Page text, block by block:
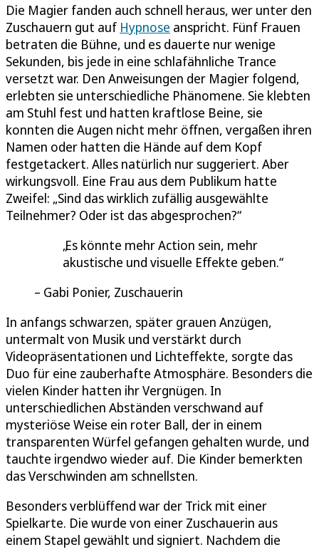
Die Magier fanden auch schnell heraus, wer unter den
Zuschauern gut auf Hypnose anspricht. Fünf Frauen
betraten die Bühne, und es dauerte nur wenige
Sekunden, bis jede in eine schlafähnliche Trance
versetzt war. Den Anweisungen der Magier folgend,
erlebten sie unterschiedliche Phänomene. Sie klebten
am Stuhl fest und hatten kraftlose Beine, sie
konnten die Augen nicht mehr öffnen, vergaßen ihren
Namen oder hatten die Hände auf dem Kopf
festgetackert. Alles natürlich nur suggeriert. Aber
wirkungsvoll. Eine Frau aus dem Publikum hatte
Zweifel: „Sind das wirklich zufällig ausgewählte
Teilnehmer? Oder ist das abgesprochen?“
Es könnte mehr Action sein, mehr
akustische und visuelle Effekte geben.
Gabi Ponier, Zuschauerin
In anfangs schwarzen, später grauen Anzügen,
untermalt von Musik und verstärkt durch
Videopräsentationen und Lichteffekte, sorgte das
Duo für eine zauberhafte Atmosphäre. Besonders die
vielen Kinder hatten ihr Vergnügen. In
unterschiedlichen Abständen verschwand auf
mysteriöse Weise ein roter Ball, der in einem
transparenten Würfel gefangen gehalten wurde, und
tauchte irgendwo wieder auf. Die Kinder bemerkten
das Verschwinden am schnellsten.
Besonders verblüffend war der Trick mit einer
Spielkarte. Die wurde von einer Zuschauerin aus
einem Stapel gewählt und signiert. Nachdem die